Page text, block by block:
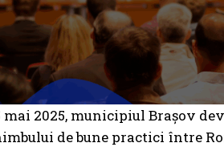
mai 2025, municipiul Brașov
de bune practici între